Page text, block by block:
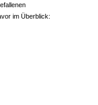
im Überblick: